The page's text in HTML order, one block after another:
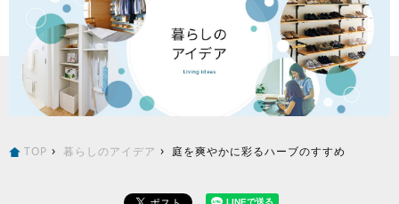
TOP 暮らしのアイデア 庭を爽やかに彩るハーブのすすめ